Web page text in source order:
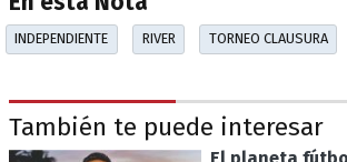
INDEPENDIENTE RIVER TORNEO CLAUSURA
También te puede interesar
El planeta